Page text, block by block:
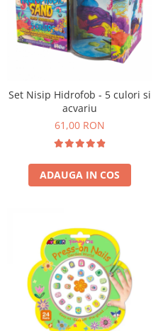
Set Nisip Hidrofob - 5 culori si
acvariu
61,00 RON
ADAUGA IN COS